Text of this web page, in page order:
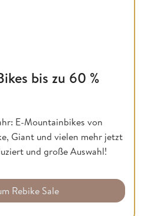
bis zu 60 %
E-Mountainbikes von
Giant und vielen mehr jetzt
und große Auswahl!
Rebike Sale